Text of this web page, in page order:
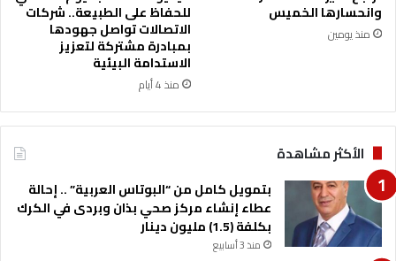
م
و
غ
وانحسارها الخميس
منذ يومين
للحفاظ على الطبيعة.. شركات
الاتصالات تواصل جهودها
بمبادرة مشتركة لتعزيز
الاستدامة البيئية
منذ 4 أيام
الأكثر مشاهدة
بتمويل كامل من “البوتاس العربية” .. إحالة
عطاء إنشاء مركز صحي بذان وبردى في الكرك
بكلفة (1.5) مليون دينار
منذ 3 أسابيع